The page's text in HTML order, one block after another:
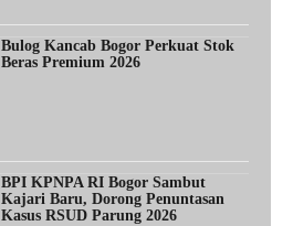
Bulog Kancab Bogor Perkuat Stok
Beras Premium 2026
BPI KPNPA RI Bogor Sambut
Kajari Baru, Dorong Penuntasan
Kasus RSUD Parung 2026